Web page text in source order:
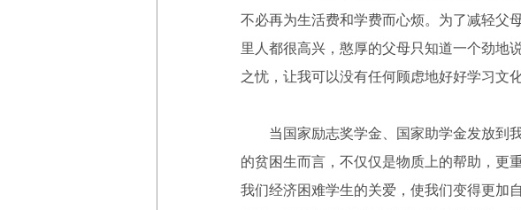
不必再为生活费和学费而心烦。为了减轻父
里人都很高兴，憨厚的父母只知道一个劲地
之忧，让我可以没有任何顾虑地好好学习文
当国家励志奖学金、国家助学金发放到我
的贫困生而言，不仅仅是物质上的帮助，更
我们经济困难学生的关爱，使我们变得更加